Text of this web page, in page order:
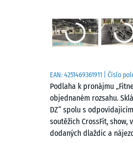
EAN:4251469361911 | Číslo
Podlaha k pronájmu
objednaném rozsahu.
DZ“ spolu s
soutěžích CrossFit,
dodaných dlaždic a